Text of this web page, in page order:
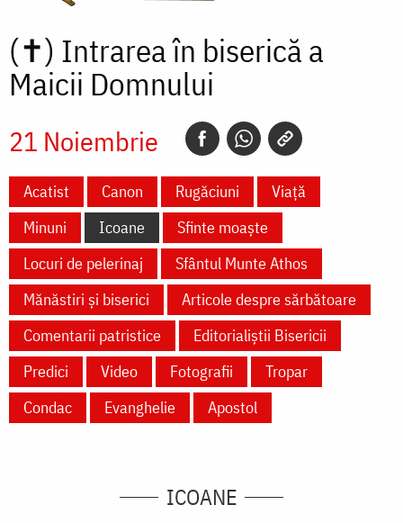
(✝) Intrarea în biserică a
Maicii Domnului
21 Noiembrie
Acatist Canon Rugăciuni
Viață
Minuni
Icoane
Sfinte moaște
Locuri de pelerinaj
Sfântul Munte Athos
Mănăstiri și biserici
Articole despre sărbătoare
Comentarii patristice
Editorialiștii Bisericii
Predici
Video Fotografii
Tropar
Condac
Evanghelie Apostol
ICOANE